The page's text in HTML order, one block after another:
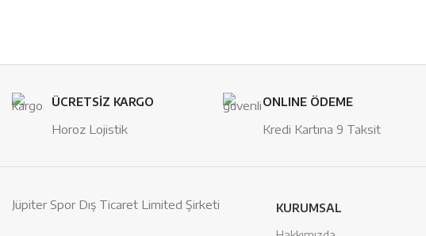
ÜCRETSİZ KARGO
Horoz Lojistik
ONLINE ÖDEME
Kredi Kartına 9 Taksit
Jüpiter Spor Dış Ticaret Limited Şirketi
KURUMSAL